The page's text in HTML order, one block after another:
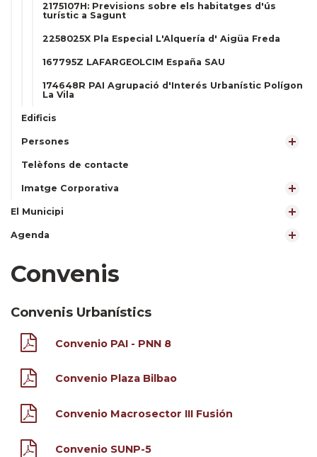
2175107H: Previsions sobre els habitatges d'ús
turístic a Sagunt
2258025X Pla Especial L'Alquería d' Aigüa Freda
167795Z LAFARGEOLCIM España SAU
174648R PAI Agrupació d'Interés Urbanístic Polígon
La Vila
Edificis
Persones
Telèfons de contacte
Imatge Corporativa
El Municipi
Agenda
Convenis
Convenis Urbanístics
Convenio PAI - PNN 8
Convenio Plaza Bilbao
Convenio Macrosector III Fusión
Convenio SUNP-5